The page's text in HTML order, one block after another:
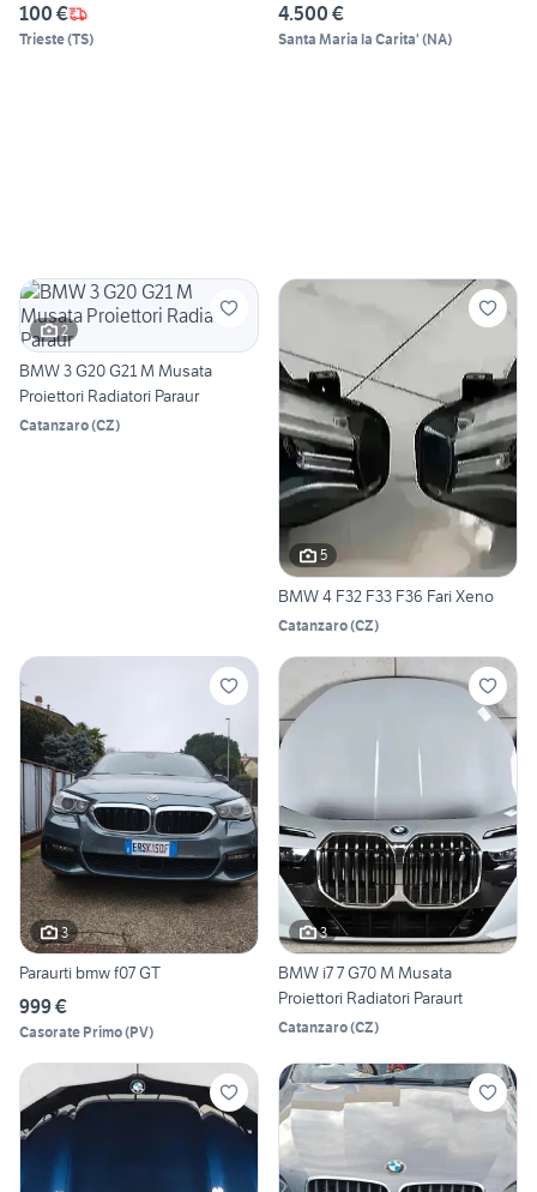
100 €
Trieste(TS)
4.500 €
Santa Maria la Carita' (NA)
2
BMW 3 G20 G21 M Musata
Proiettori Radiatori Paraur
Catanzaro(CZ)
5
BMW 4 F32 F33 F36 Fari Xeno
Catanzaro(CZ)
3
Paraurti bmw f07 GT
999 €
Casorate Primo(PV)
3
BMW i7 7 G70 M Musata
Proiettori Radiatori Paraurt
Catanzaro(CZ)